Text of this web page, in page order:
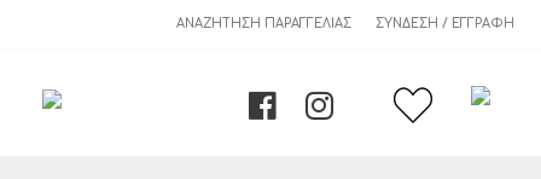
ΑΝΑΖΉΤΗΣΗ ΠΑΡΑΓΓΕΛΊΑΣ ΣΎΝΔΕΣΗ / ΕΓΓΡΑΦΉ